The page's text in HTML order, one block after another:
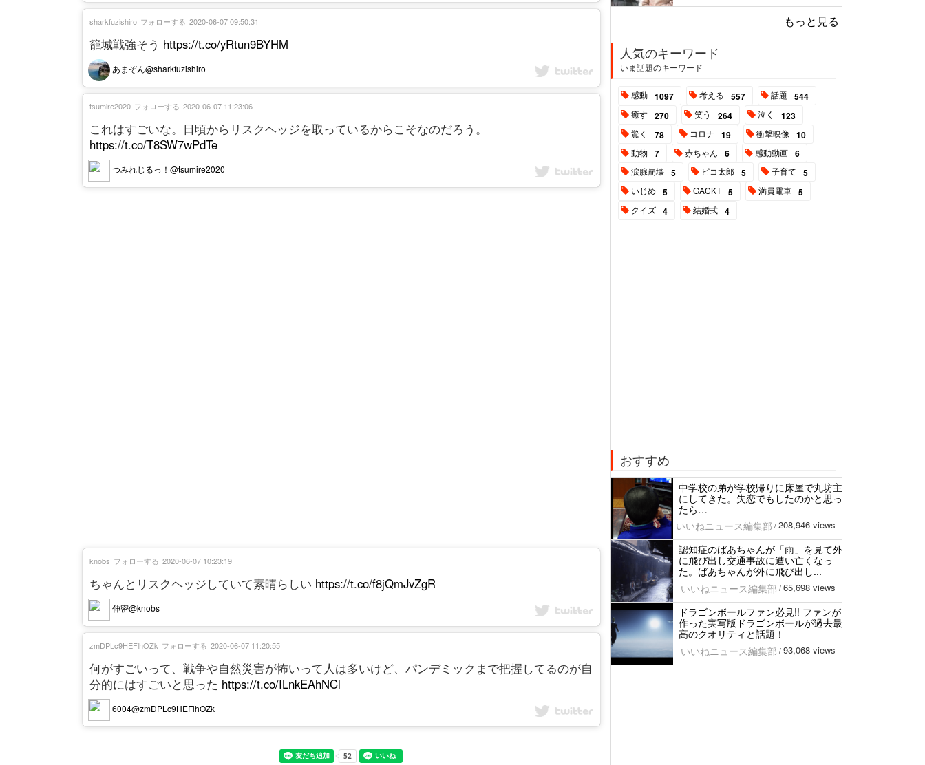
籠城戦強そう https://t.co/yRtun9BYHM
あまぞん@sharkfuzishiro
sharkfuzishiro フォローする 2020-06-07 09:50:31
これはすごいな。日頃からリスクヘッジを取っているからこそなのだろう。
https://t.co/T8SW7wPdTe
つみれじるっ！@tsumire2020
tsumire2020 フォローする 2020-06-07 11:23:06
ちゃんとリスクヘッジしていて素晴らしい https://t.co/f8jQmJvZgR
伸密@knobs
knobs フォローする 2020-06-07 10:23:19
何がすごいって、戦争や自然災害が怖いって人は多いけど、パンデミックまで把握してるのが自
分的にはすごいと思った https://t.co/ILnkEAhNCl
6004@zmDPLc9HEFlhOZk
zmDPLc9HEFlhOZk フォローする 2020-06-07 11:20:55
もっと見る
人気のキーワード
いま話題のキーワード
感動 1097 考える 557 話題 544
癒す 270 笑う 264 泣く 123
驚く 78 コロナ 19 衝撃映像 10
動物 7 赤ちゃん 6 感動動画 6
涙腺崩壊 5 ピコ太郎 5 子育て 5
いじめ 5 GACKT 5 満員電車 5
クイズ 4 結婚式 4
おすすめ
中学校の弟が学校帰りに床屋で丸坊主
にしてきた。失恋でもしたのかと思っ
たら…
いいねニュース編集部 / 208,946 views
認知症のばあちゃんが「雨」を見て外
に飛び出し交通事故に遭い亡くなっ
た。ばあちゃんが外に飛び出し...
いいねニュース編集部 / 65,698 views
ドラゴンボールファン必見!! ファンが
作った実写版ドラゴンボールが過去最
高のクオリティと話題！
いいねニュース編集部 / 93,068 views